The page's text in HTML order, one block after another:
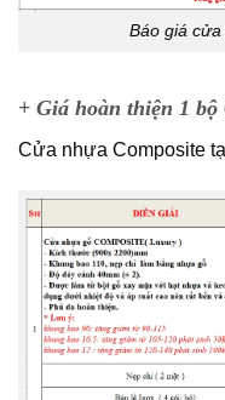
Báo giá
+ Giá hoàn thiện 1 bộ
Cửa nhựa Composite